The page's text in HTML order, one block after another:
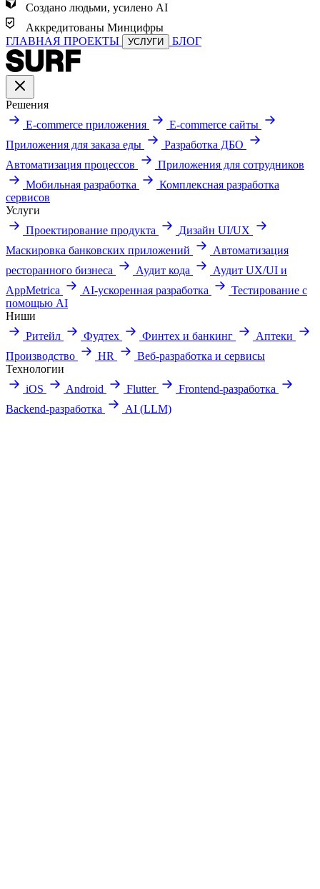
Создано людьми, усилено AI
Аккредитованы Минцифры
ГЛАВНАЯ ПРОЕКТЫ УСЛУГИ БЛОГ
Решения
E-commerce приложения
E-commerce сайты
Приложения для заказа еды
Разработка ДБО
Автоматизация процессов
Приложения для сотрудников
Мобильная разработка
Комплексная разработка
сервисов
Услуги
Проектирование продукта
Дизайн UI/UX
Маскировка банковских приложений
Автоматизация
ресторанного бизнеса
Аудит кода
Аудит UX/UI и
AppMetrica
AI-ускоренная разработка
Тестирование с
помощью AI
Ниши
Ритейл
Фудтех Финтех и банкинг
Аптеки
Производство
HR
Веб-разработка и сервисы
Технологии
iOS
Android Flutter
Frontend-разработка
Backend-разработка
AI (LLM)